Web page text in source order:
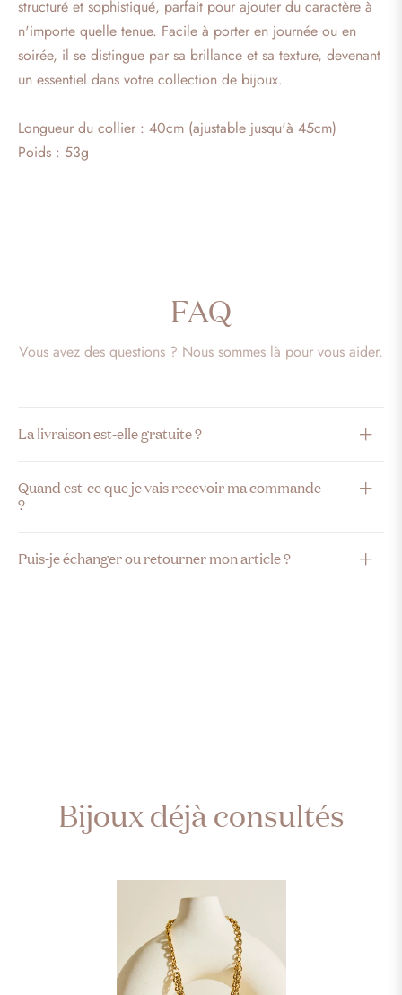
structuré et sophistiqué, parfait pour ajouter du caractère à
n'importe quelle tenue. Facile à porter en journée ou en
soirée, il se distingue par sa brillance et sa texture, devenant
un essentiel dans votre collection de bijoux.
Longueur du collier : 40cm (ajustable jusqu'à 45cm)
Poids : 53g
FAQ
Vous avez des questions ? Nous sommes là pour vous aider.
La livraison est-elle gratuite ?
Quand est-ce que je vais recevoir ma commande
?
Puis-je échanger ou retourner mon article ?
Bijoux déjà consultés